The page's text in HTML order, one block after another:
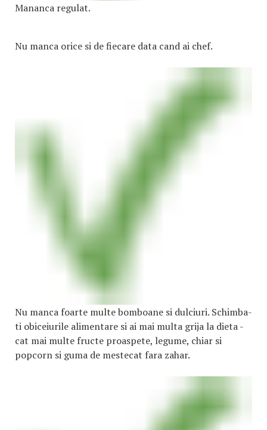
Mananca regulat.
Nu manca orice si de fiecare data cand ai chef.
Nu manca foarte multe bomboane si dulciuri. Schimba-
ti obiceiurile alimentare si ai mai multa grija la dieta -
cat mai multe fructe proaspete, legume, chiar si
popcorn si guma de mestecat fara zahar.